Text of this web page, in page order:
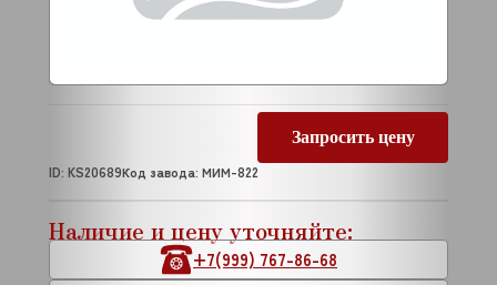
Запросить цену
ID: KS20689Код завода: МИМ-822
Наличие и цену уточняйте:
+7(999) 767-86-68